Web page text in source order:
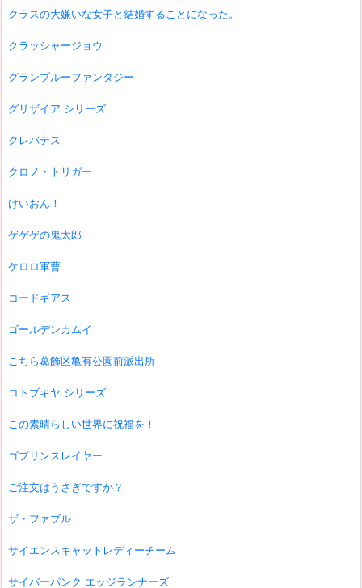
クラスの大嫌いな女子と結婚することになった。
クラッシャージョウ
グランブルーファンタジー
グリザイア シリーズ
クレバテス
クロノ・トリガー
けいおん！
ゲゲゲの鬼太郎
ケロロ軍曹
コードギアス
ゴールデンカムイ
こちら葛飾区亀有公園前派出所
コトブキヤ シリーズ
この素晴らしい世界に祝福を！
ゴブリンスレイヤー
ご注文はうさぎですか？
ザ・ファブル
サイエンスキャットレディーチーム
サイバーパンク エッジランナーズ